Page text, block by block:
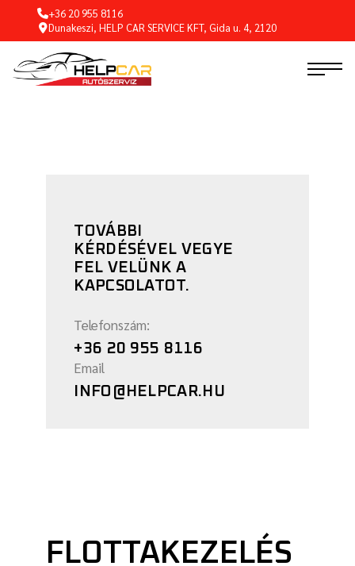
+36 20 955 8116
Dunakeszi, HELP CAR SERVICE KFT, Gida u. 4, 2120
TOVÁBBI
KÉRDÉSÉVEL VEGYE
FEL VELÜNK A
KAPCSOLATOT.
Telefonszám:
+36 20 955 8116
Email
INFO@HELPCAR.HU
FLOTTAKEZELÉS